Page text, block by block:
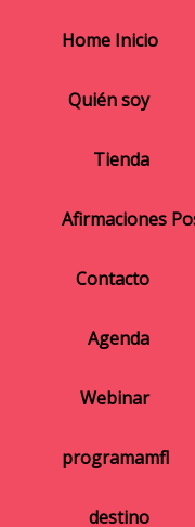
Home Inicio
Quién soy
Tienda
Afirmaciones
Contacto
Agenda
Webinar
programamfl
destino